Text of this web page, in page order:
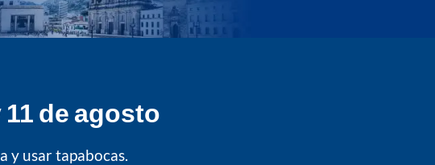
de agosto
y usar tapabocas.